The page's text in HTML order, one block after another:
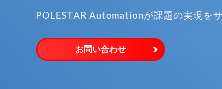
POLESTAR Automationが課題の実現を
お問い合わせ